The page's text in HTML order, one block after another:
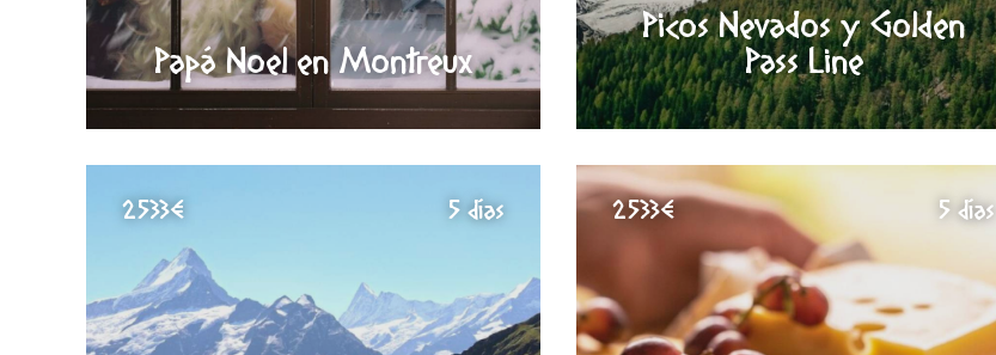
Papá Noel en Montreux
Picos Nevados y Golden
Pass Line
2533€ 5 días 2533€ 5 días